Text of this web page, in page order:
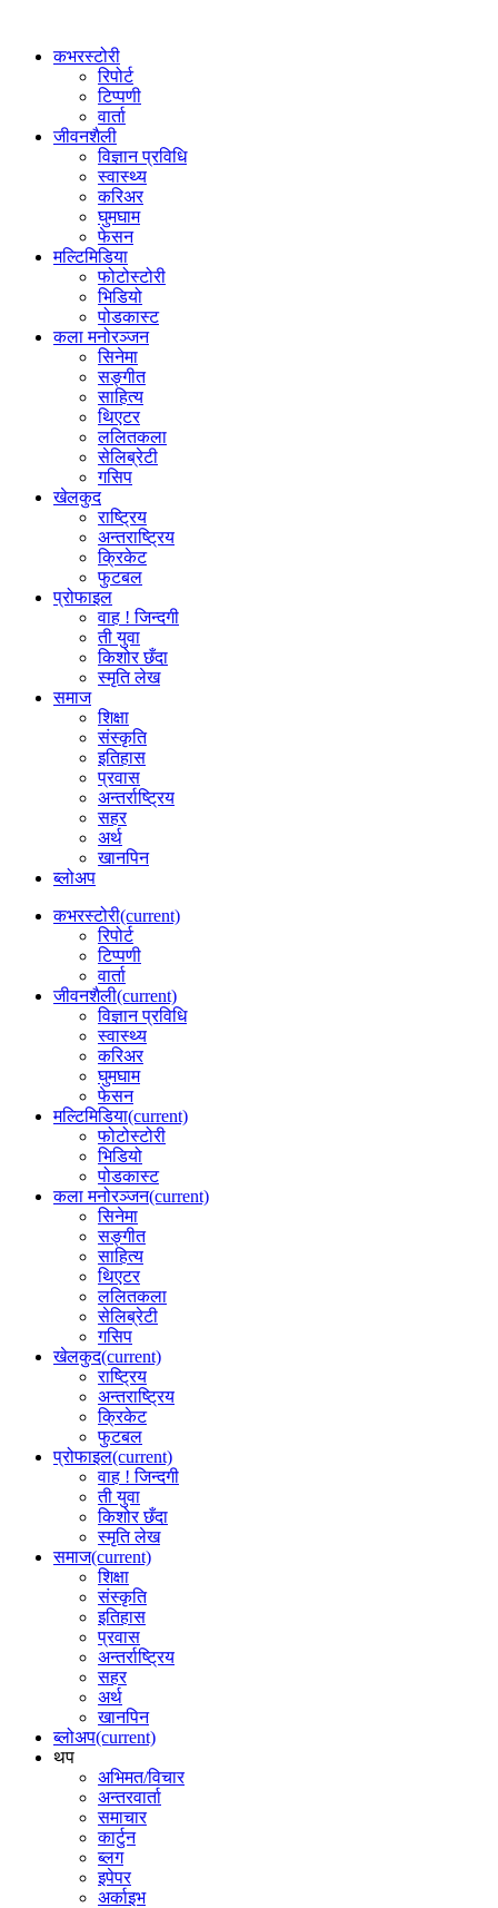
कभरस्टोरी
रिपोर्ट
टिप्पणी
वार्ता
जीवनशैली
विज्ञान प्रविधि
स्वास्थ्य
करिअर
घुमघाम
फेसन
मल्टिमिडिया
फोटोस्टोरी
भिडियो
पोडकास्ट
कला मनोरञ्जन
सिनेमा
सङ्गीत
साहित्य
थिएटर
ललितकला
सेलिब्रेटी
गसिप
खेलकुद
राष्ट्रिय
अन्तराष्ट्रिय
क्रिकेट
फुटबल
प्रोफाइल
वाह ! जिन्दगी
ती युवा
किशोर छँदा
स्मृति लेख
समाज
शिक्षा
संस्कृति
इतिहास
प्रवास
अन्तर्राष्ट्रिय
सहर
अर्थ
खानपिन
ब्लोअप
कभरस्टोरी(current)
रिपोर्ट
टिप्पणी
वार्ता
जीवनशैली(current)
विज्ञान प्रविधि
स्वास्थ्य
करिअर
घुमघाम
फेसन
मल्टिमिडिया(current)
फोटोस्टोरी
भिडियो
पोडकास्ट
कला मनोरञ्जन(current)
सिनेमा
सङ्गीत
साहित्य
थिएटर
ललितकला
सेलिब्रेटी
गसिप
खेलकुद(current)
राष्ट्रिय
अन्तराष्ट्रिय
क्रिकेट
फुटबल
प्रोफाइल(current)
वाह ! जिन्दगी
ती युवा
किशोर छँदा
स्मृति लेख
समाज(current)
शिक्षा
संस्कृति
इतिहास
प्रवास
अन्तर्राष्ट्रिय
सहर
अर्थ
खानपिन
ब्लोअप(current)
थप
अभिमत/विचार
अन्तरवार्ता
समाचार
कार्टुन
ब्लग
इपेपर
अर्काइभ